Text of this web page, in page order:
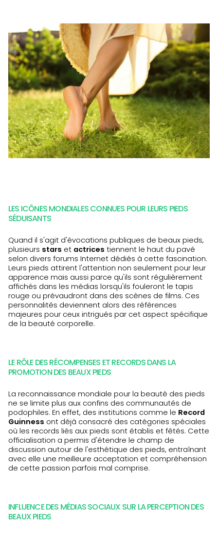
LES ICÔNES MONDIALES CONNUES POUR LEURS PIEDS
SÉDUISANTS
Quand il s'agit d'évocations publiques de beaux pieds,
plusieurs stars et actrices tiennent le haut du pavé
selon divers forums Internet dédiés à cette fascination.
Leurs pieds attirent l'attention non seulement pour leur
apparence mais aussi parce qu'ils sont régulièrement
affichés dans les médias lorsqu'ils fouleront le tapis
rouge ou prévaudront dans des scènes de films. Ces
personnalités deviennent alors des références
majeures pour ceux intrigués par cet aspect spécifique
de la beauté corporelle.
LE RÔLE DES RÉCOMPENSES ET RECORDS DANS LA
PROMOTION DES BEAUX PIEDS
La reconnaissance mondiale pour la beauté des pieds
ne se limite plus aux confins des communautés de
podophiles. En effet, des institutions comme le Record
Guinness ont déjà consacré des catégories spéciales
où les records liés aux pieds sont établis et fêtés. Cette
officialisation a permis d'étendre le champ de
discussion autour de l'esthétique des pieds, entraînant
avec elle une meilleure acceptation et compréhension
de cette passion parfois mal comprise.
INFLUENCE DES MÉDIAS SOCIAUX SUR LA PERCEPTION DES
BEAUX PIEDS